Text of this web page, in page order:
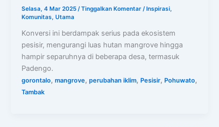
Selasa, 4 Mar 2025/Tinggalkan Komentar / Inspirasi,
Komunitas,Utama
Konversi ini berdampak serius pada ekosistem
pesisir, mengurangi luas hutan mangrove hingga
hampir separuhnya di beberapa desa, termasuk
Padengo.
gorontalo,mangrove,perubahan iklim, Pesisir, Pohuwato,
Tambak